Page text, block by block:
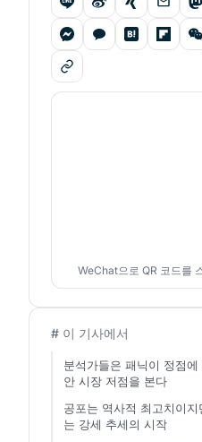
WeChat으로 QR 코드를
# 이 기사에서
분석가들은 패닉이 정점에
안 시장 저점을 본다
공포는 역사적 최고치이지
는 강세 추세의 시작